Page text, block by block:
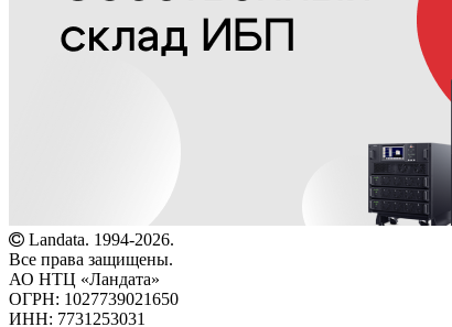
Landata. 1994-2026.
Все права защищены.
АО НТЦ «Ландата»
ОГРН: 1027739021650
ИНН: 7731253031